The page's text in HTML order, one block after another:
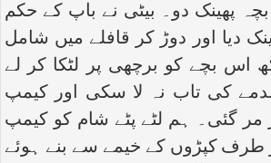
پھینک دو۔ بیٹی نے باپ کے حکم
دیا اور دوڑ کر قافلے میں شامل
اس بچے کو برچھی پر لٹکا کر لے
کی تاب نہ لا سکی اور کیمپ
گئی۔ ہم لٹے پٹے شام کو کیمپ
طرف کپڑوں کے خیمے سے بنے ہوئے